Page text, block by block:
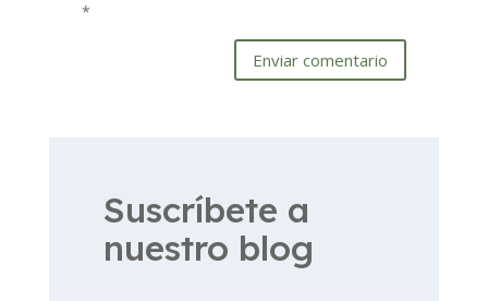
*
Enviar comentario
Suscríbete a
nuestro blog